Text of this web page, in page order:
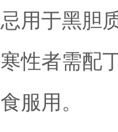
忌用于黑胆
性者需配
服用。